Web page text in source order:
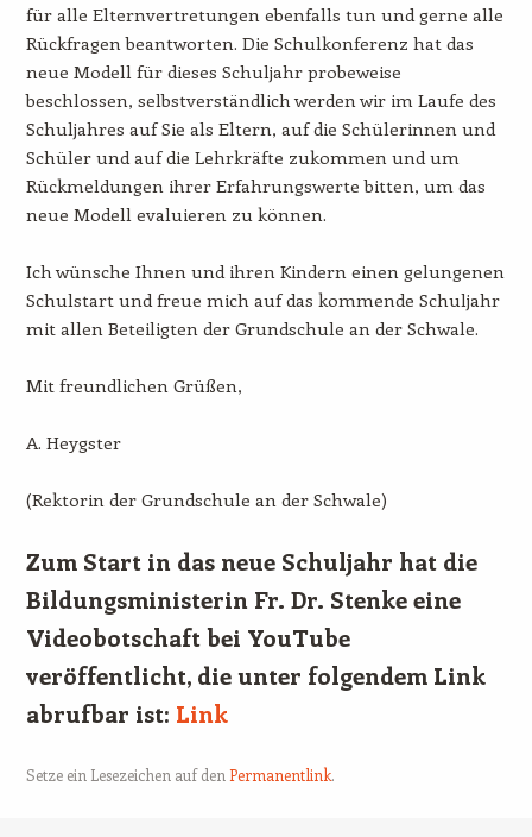
für alle Elternvertretungen ebenfalls tun und gerne alle
Rückfragen beantworten. Die Schulkonferenz hat das
neue Modell für dieses Schuljahr probeweise
beschlossen, selbstverständlich werden wir im Laufe des
Schuljahres auf Sie als Eltern, auf die Schülerinnen und
Schüler und auf die Lehrkräfte zukommen und um
Rückmeldungen ihrer Erfahrungswerte bitten, um das
neue Modell evaluieren zu können.
Ich wünsche Ihnen und ihren Kindern einen gelungenen
Schulstart und freue mich auf das kommende Schuljahr
mit allen Beteiligten der Grundschule an der Schwale.
Mit freundlichen Grüßen,
A. Heygster
(Rektorin der Grundschule an der Schwale)
Zum Start in das neue Schuljahr hat die
Bildungsministerin Fr. Dr. Stenke eine
Videobotschaft bei YouTube
veröffentlicht, die unter folgendem Link
abrufbar ist: Link
Setze ein Lesezeichen auf den Permanentlink.